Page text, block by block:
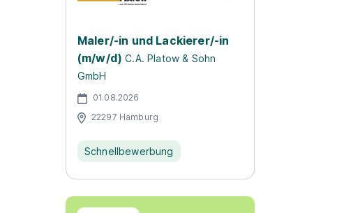
Maler/-in und Lackierer/-in
(m/w/d) C.A. Platow & Sohn
GmbH
01.08.2026
22297 Hamburg
Schnellbewerbung